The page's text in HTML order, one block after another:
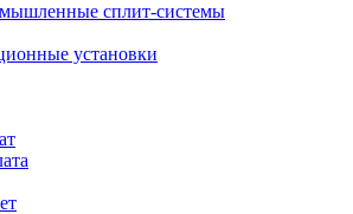
сплит-системы
установки